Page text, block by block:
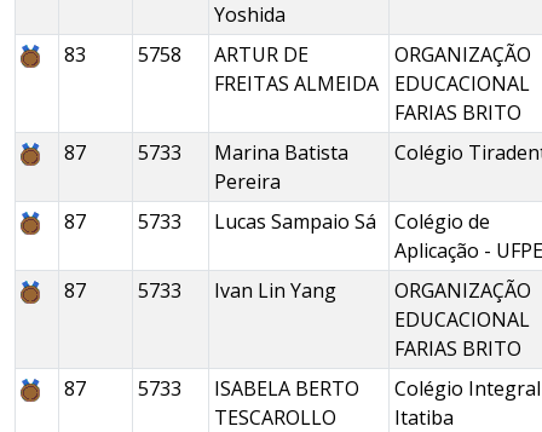
Yoshida
83 5758
ARTUR DE
FREITAS ALMEIDA
ORGANIZAÇÃO
EDUCACIONAL
FARIAS BRITO
87
5733
Marina Batista
Pereira
Colégio
87 5733 Lucas Sampaio Sá
Colégio de
Aplicação - UFPE
87
5733 Ivan Lin Yang
ORGANIZAÇÃO
EDUCACIONAL
FARIAS BRITO
87
5733
ISABELA BERTO
TESCAROLLO
Colégio Integral
Itatiba